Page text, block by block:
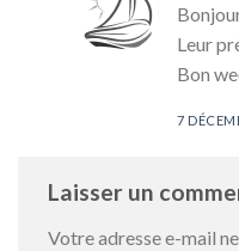
Leur
Bon
7
Laisser un
Votre adresse e-mail